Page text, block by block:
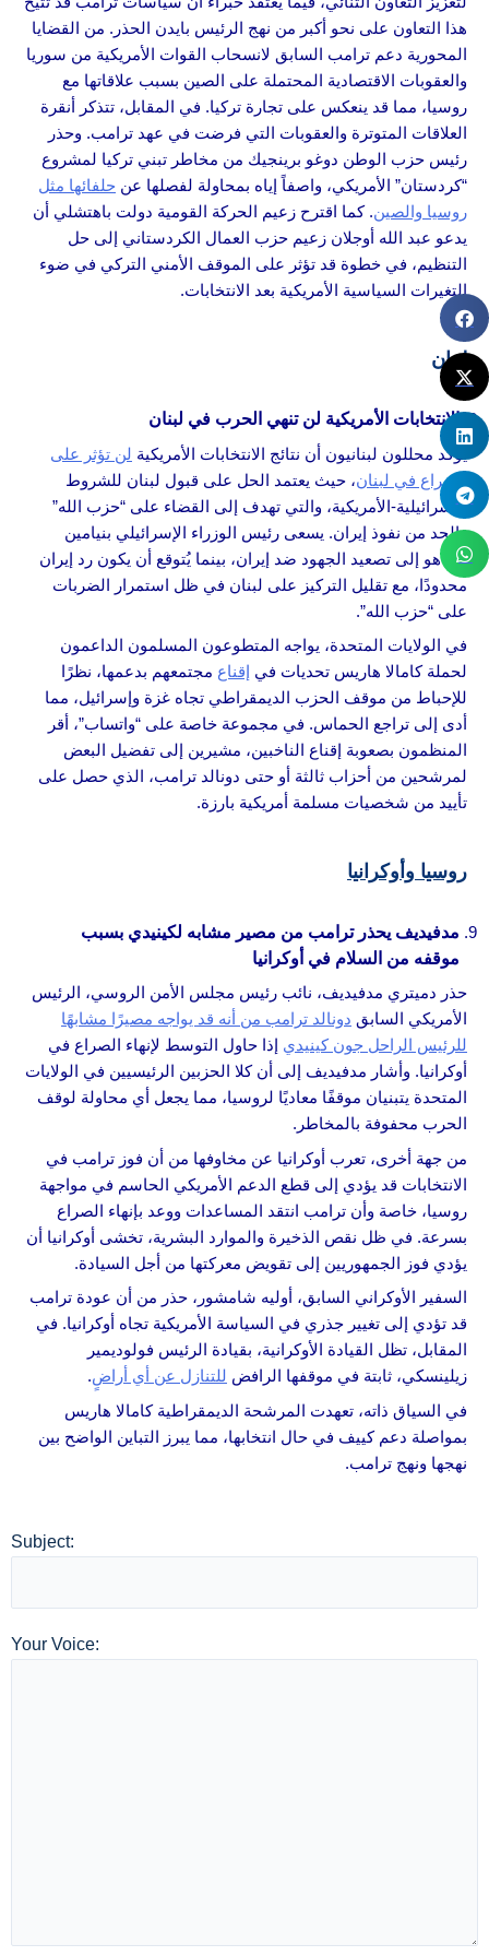
هذا التعاون على نحو أكبر من نهج الرئيس بايدن الحذر. من القضايا
المحورية دعم ترامب السابق لانسحاب القوات الأمريكية من سوريا
والعقوبات الاقتصادية المحتملة على الصين بسبب علاقاتها مع
روسيا، مما قد ينعكس على تجارة تركيا. في المقابل، تتذكر أنقرة
العلاقات المتوترة والعقوبات التي فرضت في عهد ترامب. وحذر
رئيس حزب الوطن دوغو برينجيك من مخاطر تبني تركيا لمشروع
“كردستان” الأمريكي، واصفاً إياه بمحاولة لفصلها عن حلفائها مثل
روسيا والصين. كما اقترح زعيم الحركة القومية دولت باهتشلي أن
يدعو عبد الله أوجلان زعيم حزب العمال الكردستاني إلى حل
التنظيم، في خطوة قد تؤثر على الموقف الأمني التركي في ضوء
التغيرات السياسية الأمريكية بعد الانتخابات.
لبنان
الانتخابات الأمريكية لن تنهي الحرب في لبنان
يؤكد محللون لبنانيون أن نتائج الانتخابات الأمريكية لن تؤثر على
الصراع في لبنان، حيث يعتمد الحل على قبول لبنان للشروط
الإسرائيلية-الأمريكية، والتي تهدف إلى القضاء على “حزب الله”
والحد من نفوذ إيران. يسعى رئيس الوزراء الإسرائيلي بنيامين
نتنياهو إلى تصعيد الجهود ضد إيران، بينما يُتوقع أن يكون رد إيران
محدودًا، مع تقليل التركيز على لبنان في ظل استمرار الضربات
على “حزب الله”.
في الولايات المتحدة، يواجه المتطوعون المسلمون الداعمون
لحملة كامالا هاريس تحديات في إقناع مجتمعهم بدعمها، نظرًا
للإحباط من موقف الحزب الديمقراطي تجاه غزة وإسرائيل، مما
أدى إلى تراجع الحماس. في مجموعة خاصة على “واتساب”، أقر
المنظمون بصعوبة إقناع الناخبين، مشيرين إلى تفضيل البعض
لمرشحين من أحزاب ثالثة أو حتى دونالد ترامب، الذي حصل على
تأييد من شخصيات مسلمة أمريكية بارزة.
روسيا وأوكرانيا
مدفيديف يحذر ترامب من مصير مشابه لكينيدي بسبب
موقفه من السلام في أوكرانيا
حذر دميتري مدفيديف، نائب رئيس مجلس الأمن الروسي، الرئيس
الأمريكي السابق دونالد ترامب من أنه قد يواجه مصيرًا مشابهًا
للرئيس الراحل جون كينيدي إذا حاول التوسط لإنهاء الصراع في
أوكرانيا. وأشار مدفيديف إلى أن كلا الحزبين الرئيسيين في الولايات
المتحدة يتبنيان موقفًا معاديًا لروسيا، مما يجعل أي محاولة لوقف
الحرب محفوفة بالمخاطر.
من جهة أخرى، تعرب أوكرانيا عن مخاوفها من أن فوز ترامب في
الانتخابات قد يؤدي إلى قطع الدعم الأمريكي الحاسم في مواجهة
روسيا، خاصة وأن ترامب انتقد المساعدات ووعد بإنهاء الصراع
بسرعة. في ظل نقص الذخيرة والموارد البشرية، تخشى أوكرانيا أن
يؤدي فوز الجمهوريين إلى تقويض معركتها من أجل السيادة.
السفیر الأوكراني السابق، أوليه شامشور، حذر من أن عودة ترامب
قد تؤدي إلى تغيير جذري في السياسة الأمريكية تجاه أوكرانيا. في
المقابل، تظل القيادة الأوكرانية، بقيادة الرئيس فولوديمير
زيلينسكي، ثابتة في موقفها الرافض للتنازل عن أي أراضٍ.
في السياق ذاته، تعهدت المرشحة الديمقراطية كامالا هاريس
بمواصلة دعم كييف في حال انتخابها، مما يبرز التباين الواضح بين
نهجها ونهج ترامب.
Subject:
Your Voice: